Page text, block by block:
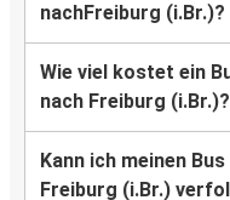
nachFreiburg (i.Br.)?
Wie viel kostet ein
nach Freiburg (i.Br.)?
Kann ich meinen
Freiburg (i.Br.)